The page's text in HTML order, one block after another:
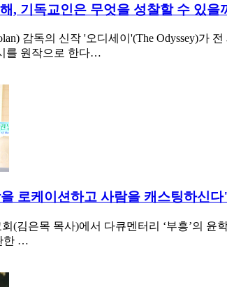
, 기독교인은 무엇을 성찰할 수 있을
감독의 신작 '오디세이'(The Odyssey)가
를 원작으로 한다…
로케이션하고 사람을 캐스팅하신
(김은목 목사)에서 다큐멘터리 ‘부흥’의
한 …